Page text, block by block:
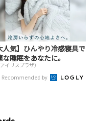
人気】ひんやり冷感寝具で
な睡眠をあなたに。
イリスプラザ）
Recommended by